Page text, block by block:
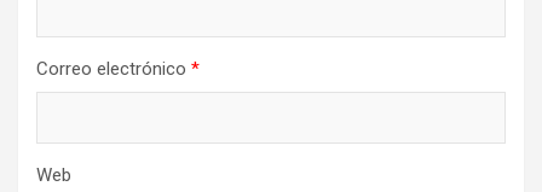
Correo electrónico *
Web